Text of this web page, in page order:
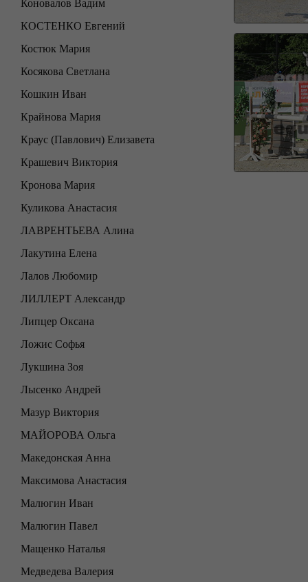
Коновалов Вадим
КОСТЕНКО Евгений
Костюк Мария
Косякова Светлана
Кошкин Иван
Крайнова Мария
Краус (Павлович) Елизавета
Крашевич Виктория
Кронова Мария
Куликова Анастасия
ЛАВРЕНТЬЕВА Алина
Лакутина Елена
Лалов Любомир
ЛИЛЛЕРТ Александр
Липцер Оксана
Ложис Софья
Лукшина Зоя
Лысенко Андрей
Мазур Виктория
МАЙОРОВА Ольга
Македонская Анна
Максимова Анастасия
Малюгин Иван
Малюгин Павел
Мащенко Наталья
Медведева Валерия